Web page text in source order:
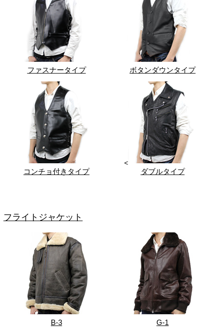
ファスナータイプ ボタンダウンタイプ
コンチョ付きタイプ
<
ダブルタイプ
フライトジャケット
B-3 G-1